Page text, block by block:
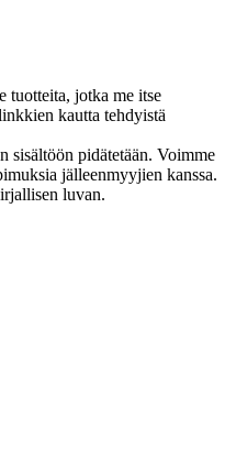
tuotteita, jotka me itse
kautta tehdyistä
sisältöön pidätetään. Voimme
jälleenmyyjien kanssa.
luvan.